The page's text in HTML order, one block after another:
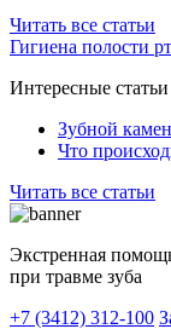
Читать все статьи
Гигиена полости
Интересные статьи
Зубной
Что
Читать все статьи
Экстренная
при травме зуба
+7 (3412) 312-100